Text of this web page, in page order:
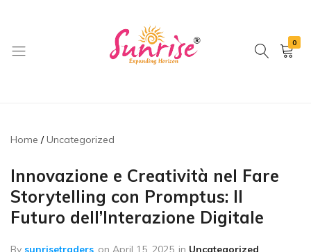
0
Home Uncategorized
Innovazione e Creatività nel Fare
Storytelling con Promptus: Il
Futuro dell’Interazione Digitale
By sunrisetraders on April 15, 2025 in Uncategorized